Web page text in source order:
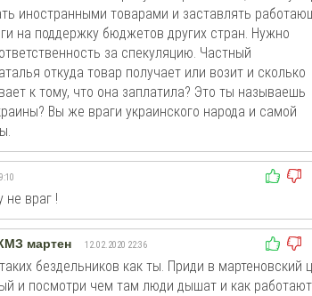
иностранными товарами и заставлять
на поддержку бюджетов других стран. Нужно
за спекуляцию. Частный
откуда товар получает или возит и сколько
к тому, что она заплатила? Это ты называешь
Вы же враги украинского народа и самой
враг !
мартен 12.02.2020 22:36
бездельников как ты. Приди в мартеновский
и посмотри чем там люди дышат и как